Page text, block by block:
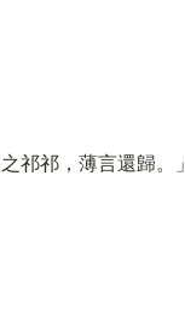
祁祁，薄言還歸。」